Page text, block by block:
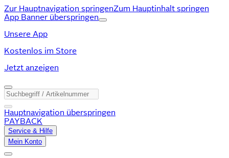
Zur Hauptnavigation springenZum Hauptinhalt springen
App Banner überspringen
Unsere App
Kostenlos im Store
Jetzt anzeigen
Hauptnavigation überspringen
PAYBACK
Service & Hilfe
Mein Konto